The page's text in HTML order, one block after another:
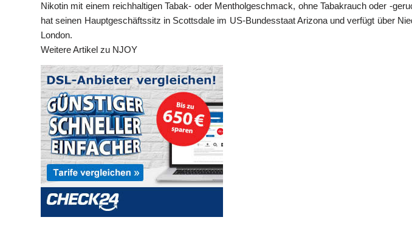
Nikotin mit einem reichhaltigen Tabak- oder Mentholgeschmack, ohne Tabakrauch oder -
hat seinen Hauptgeschäftssitz in Scottsdale im US-Bundesstaat Arizona und verfügt über
London.
Weitere Artikel zu NJOY